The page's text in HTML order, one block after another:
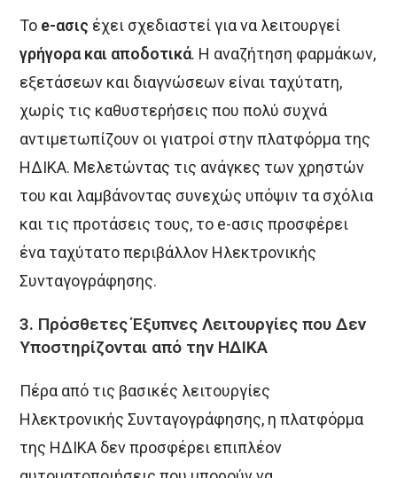
Το e-ασις έχει σχεδιαστεί για να λειτουργεί
γρήγορα και αποδοτικά. Η αναζήτηση φαρμάκων,
εξετάσεων και διαγνώσεων είναι ταχύτατη,
χωρίς τις καθυστερήσεις που πολύ συχνά
αντιμετωπίζουν οι γιατροί στην πλατφόρμα της
ΗΔΙΚΑ. Μελετώντας τις ανάγκες των χρηστών
του και λαμβάνοντας συνεχώς υπόψιν τα σχόλια
και τις προτάσεις τους, το e-ασις προσφέρει
ένα ταχύτατο περιβάλλον Ηλεκτρονικής
Συνταγογράφησης.
3. ΠρόσθετεςΈξυπνες Λειτουργίες που Δεν
Υποστηρίζονται από την ΗΔΙΚΑ
Πέρα από τις βασικές λειτουργίες
Ηλεκτρονικής Συνταγογράφησης, η πλατφόρμα
της ΗΔΙΚΑ δεν προσφέρει επιπλέον